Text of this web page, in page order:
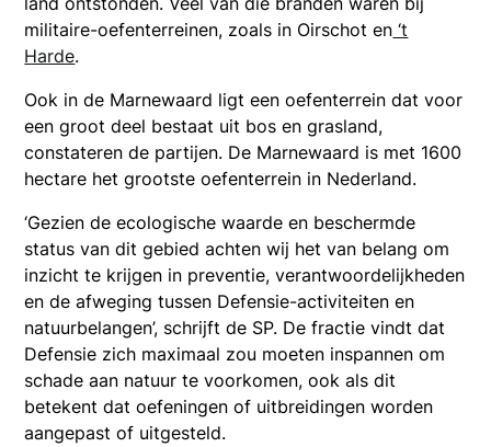
militaire-oefenterreinen, zoals in Oirschot en ‘t
Harde.
Ook in de Marnewaard ligt een oefenterrein dat voor
een groot deel bestaat uit bos en grasland,
constateren de partijen. De Marnewaard is met 1600
hectare het grootste oefenterrein in Nederland.
‘Gezien de ecologische waarde en beschermde
status van dit gebied achten wij het van belang om
inzicht te krijgen in preventie, verantwoordelijkheden
en de afweging tussen Defensie-activiteiten en
natuurbelangen’, schrijft de SP. De fractie vindt dat
Defensie zich maximaal zou moeten inspannen om
schade aan natuur te voorkomen, ook als dit
betekent dat oefeningen of uitbreidingen worden
aangepast of uitgesteld.